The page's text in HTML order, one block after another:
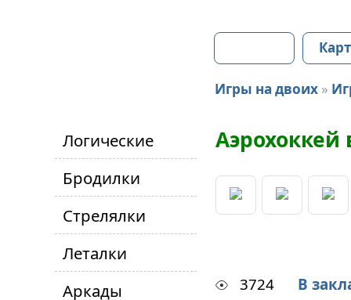
Игры на двоих »
Логические
Бродилки
Стрелялки
Леталки
Аркады
Аэрохоккей
3724 В